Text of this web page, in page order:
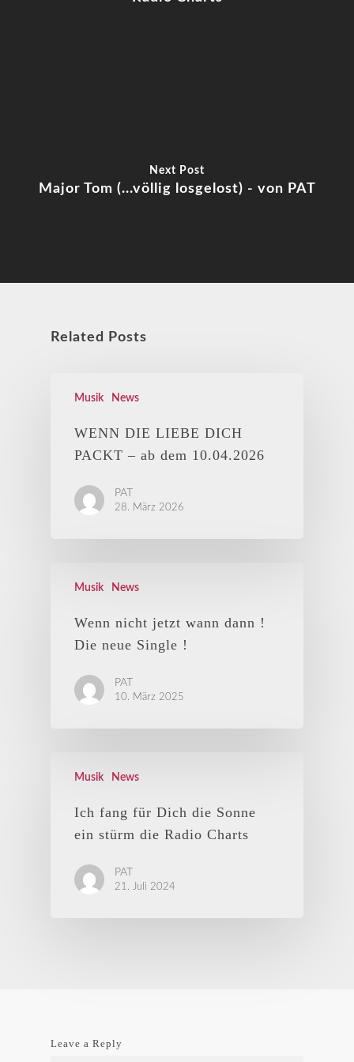
Next Post
Major Tom (...völlig losgelost) - von PAT
Related Posts
Musik News
WENN DIE LIEBE DICH
PACKT – ab dem 10.04.2026
PAT
28. März 2026
Musik News
Wenn nicht jetzt wann dann !
Die neue Single !
PAT
10. März 2025
Musik News
Ich fang für Dich die Sonne
ein stürm die Radio Charts
PAT
21. Juli 2024
Leave a Reply